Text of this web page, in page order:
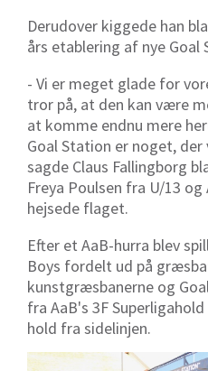
Derudover kiggede han
års etablering af nye Goal
- Vi er meget glade for
tror på, at den kan være
at komme endnu mere
Goal Station er noget,
sagde Claus Fallingborg
Freya Poulsen fra U/13
hejsede flaget.
Efter et AaB-hurra blev
Boys fordelt ud på
kunstgræsbanerne og
fra AaB's 3F
hold fra sidelinjen.